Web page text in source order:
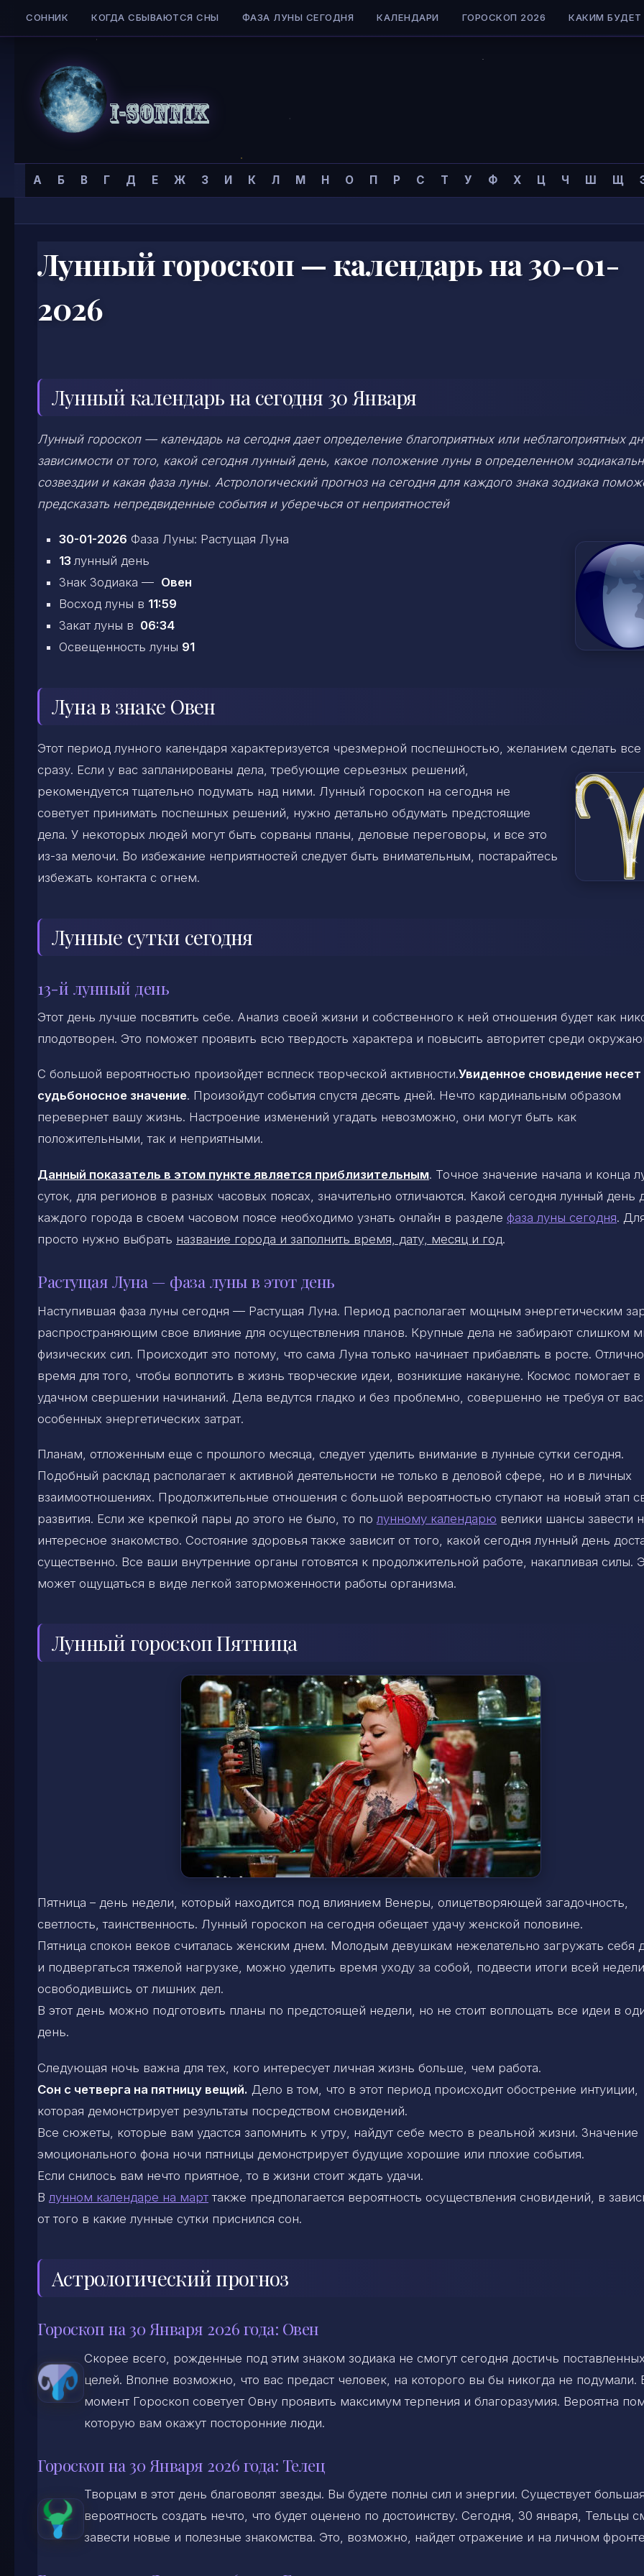
Skip to content
СОННИК КОГДА СБЫВАЮТСЯ СНЫ ФАЗА ЛУНЫ СЕГОДНЯ КАЛЕНДАРИ ГОРОСКОП 2026 КАКИМ БУДЕТ
Сонник
I-
А Б В Г Д Е Ж З И К Л М Н О П Р С Т У Ф Х Ц Ч Ш Щ
Главная страница
Лунный гороскоп — календарь на 30-01-
2026
Лунный календарь на сегодня 30 Января
Лунный гороскоп — календарь на сегодня дает определение благоприятных или неблагоприятных
зависимости от того, какой сегодня лунный день, какое положение луны в определенном
созвездии и какая фаза луны. Астрологический прогноз на сегодня для каждого знака зодиака
предсказать непредвиденные события и уберечься от неприятностей
30-01-2026 Фаза Луны: Растущая Луна
13лунный день
Знак Зодиака — Овен
Восход луны в 11:59
Закат луны в 06:34
Освещенность луны 91
Луна в знаке Овен
Этот период лунного календаря характеризуется чрезмерной поспешностью, желанием сделать
сразу. Если у вас запланированы дела, требующие серьезных решений,
рекомендуется тщательно подумать над ними. Лунный гороскоп на сегодня не
советует принимать поспешных решений, нужно детально обдумать предстоящие
дела. У некоторых людей могут быть сорваны планы, деловые переговоры, и все это
из-за мелочи. Во избежание неприятностей следует быть внимательным, постарайтесь
избежать контакта с огнем.
Лунные сутки сегодня
13-й лунный день
Этот день лучше посвятить себе. Анализ своей жизни и собственного к ней отношения будет как
плодотворен. Это поможет проявить всю твердость характера и повысить авторитет среди
С большой вероятностью произойдет всплеск творческой активности.Увиденное сновидение несет
судьбоносное значение. Произойдут события спустя десять дней. Нечто кардинальным образом
перевернет вашу жизнь. Настроение изменений угадать невозможно, они могут быть как
положительными, так и неприятными.
Данный показатель в этом пункте является приблизительным. Точное значение начала и конца
суток, для регионов в разных часовых поясах, значительно отличаются. Какой сегодня лунный день
каждого города в своем часовом поясе необходимо узнать онлайн в разделе фаза луны сегодня.
просто нужно выбрать название города и заполнить время, дату, месяц и год.
Растущая Луна — фаза луны в этот день
Наступившая фаза луны сегодня — Растущая Луна. Период располагает мощным энергетическим
распространяющим свое влияние для осуществления планов. Крупные дела не забирают слишком
физических сил. Происходит это потому, что сама Луна только начинает прибавлять в росте.
время для того, чтобы воплотить в жизнь творческие идеи, возникшие накануне. Космос помогает в
удачном свершении начинаний. Дела ведутся гладко и без проблемно, совершенно не требуя от вас
особенных энергетических затрат.
Планам, отложенным еще с прошлого месяца, следует уделить внимание в лунные сутки сегодня.
Подобный расклад располагает к активной деятельности не только в деловой сфере, но и в личных
взаимоотношениях. Продолжительные отношения с большой вероятностью ступают на новый этап
развития. Если же крепкой пары до этого не было, то по лунному календарю велики шансы завести
интересное знакомство. Состояние здоровья также зависит от того, какой сегодня лунный день
существенно. Все ваши внутренние органы готовятся к продолжительной работе, накапливая силы.
может ощущаться в виде легкой заторможенности работы организма.
Лунный гороскоп Пятница
Пятница – день недели, который находится под влиянием Венеры, олицетворяющей загадочность,
светлость, таинственность. Лунный гороскоп на сегодня обещает удачу женской половине.
Пятница спокон веков считалась женским днем. Молодым девушкам нежелательно загружать себя
и подвергаться тяжелой нагрузке, можно уделить время уходу за собой, подвести итоги всей
освободившись от лишних дел.
В этот день можно подготовить планы по предстоящей недели, но не стоит воплощать все идеи в
день.
Следующая ночь важна для тех, кого интересует личная жизнь больше, чем работа.
Сон с четверга на пятницу вещий. Дело в том, что в этот период происходит обострение интуиции,
которая демонстрирует результаты посредством сновидений.
Все сюжеты, которые вам удастся запомнить к утру, найдут себе место в реальной жизни. Значение
эмоционального фона ночи пятницы демонстрирует будущие хорошие или плохие события.
Если снилось вам нечто приятное, то в жизни стоит ждать удачи.
В лунном календаре на март также предполагается вероятность осуществления сновидений, в
от того в какие лунные сутки приснился сон.
Астрологический прогноз
Гороскоп на 30 Января 2026 года: Овен
Скорее всего, рожденные под этим знаком зодиака не смогут сегодня достичь
целей. Вполне возможно, что вас предаст человек, на которого вы бы никогда не подумали.
момент Гороскоп советует Овну проявить максимум терпения и благоразумия. Вероятна
которую вам окажут посторонние люди.
Гороскоп на 30 Января 2026 года: Телец
Творцам в этот день благоволят звезды. Вы будете полны сил и энергии. Существует
вероятность создать нечто, что будет оценено по достоинству. Сегодня, 30 января, Тельцы
завести новые и полезные знакомства. Это, возможно, найдет отражение и на личном